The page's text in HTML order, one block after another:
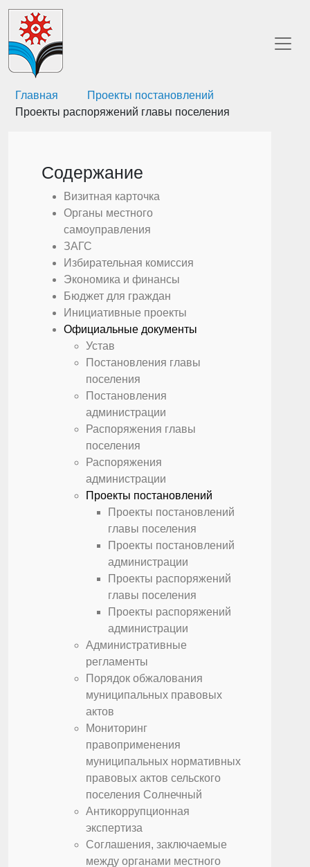
Главная
Проекты постановлений
Проекты распоряжений главы поселения
Содержание
Визитная карточка
Органы местного
самоуправления
ЗАГС
Избирательная комиссия
Экономика и финансы
Бюджет для граждан
Инициативные проекты
Официальные документы
Устав
Постановления главы
поселения
Постановления
администрации
Распоряжения главы
поселения
Распоряжения
администрации
Проекты постановлений
Проекты постановлений
главы поселения
Проекты постановлений
администрации
Проекты распоряжений
главы поселения
Проекты распоряжений
администрации
Административные
регламенты
Порядок обжалования
муниципальных правовых
актов
Мониторинг
правоприменения
муниципальных нормативных
правовых актов сельского
поселения Солнечный
Антикоррупционная
экспертиза
Соглашения, заключаемые
между органами местного